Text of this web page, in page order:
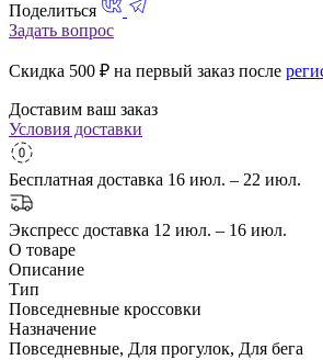
Поделиться
Задать вопрос
Скидка 500 ₽ на первый заказ после
Доставим ваш заказ
Условия доставки
Бесплатная доставка 16 июл. – 22 июл.
Экспресс доставка 12 июл. – 16 июл.
О товаре
Описание
Тип
Повседневные кроссовки
Назначение
Повседневные, Для прогулок, Для бега